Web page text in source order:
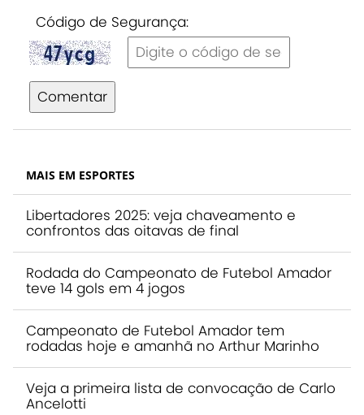
Código de Segurança:
Comentar
MAIS EM ESPORTES
Libertadores 2025: veja chaveamento e
confrontos das oitavas de final
Rodada do Campeonato de Futebol Amador
teve 14 gols em 4 jogos
Campeonato de Futebol Amador tem
rodadas hoje e amanhã no Arthur Marinho
Veja a primeira lista de convocação de Carlo
Ancelotti